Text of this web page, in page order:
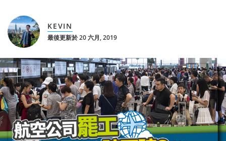
KEVIN
最後更新於 20 六月, 2019